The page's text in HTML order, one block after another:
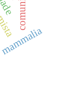
mammalia